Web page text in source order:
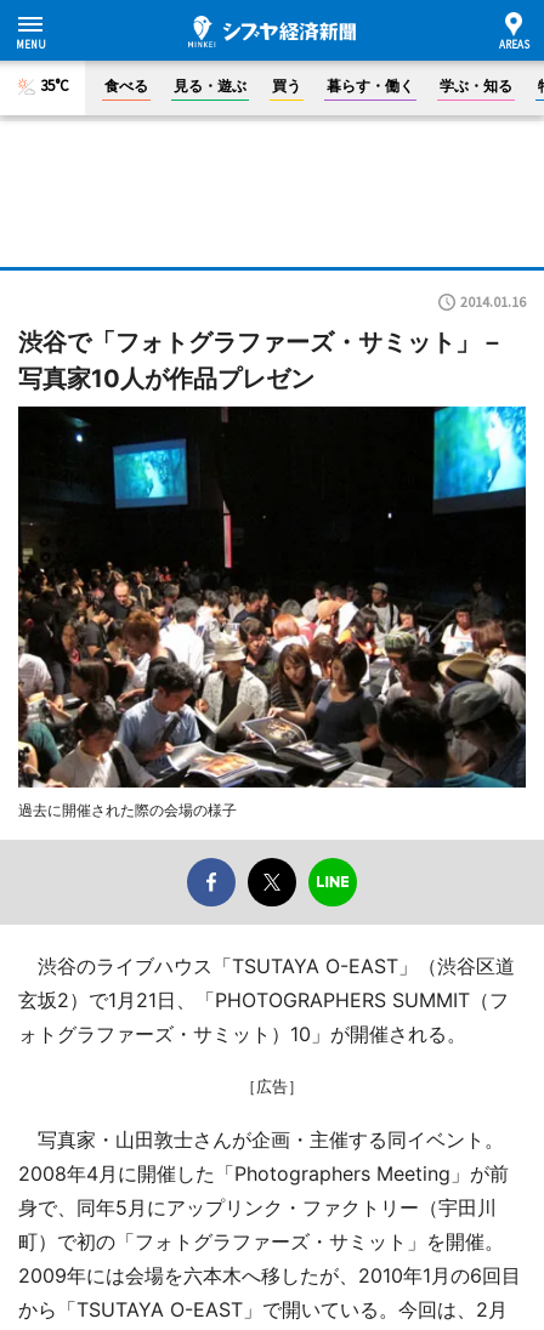
35°C 食べる 見る・遊ぶ 買う 暮らす・働く 学ぶ・知る
2014.01.16
渋谷で「フォトグラファーズ・サミット」－
写真家10人が作品プレゼン
過去に開催された際の会場の様子
渋谷のライブハウス「TSUTAYA O-EAST」（渋谷区道
玄坂2）で1月21日、「PHOTOGRAPHERS SUMMIT（フ
ォトグラファーズ・サミット）10」が開催される。
［広告］
写真家・山田敦士さんが企画・主催する同イベント。
2008年4月に開催した「Photographers Meeting」が前
身で、同年5月にアップリンク・ファクトリー（宇田川
町）で初の「フォトグラファーズ・サミット」を開催。
2009年には会場を六本木へ移したが、2010年1月の6回目
から「TSUTAYA O-EAST」で開いている。今回は、2月